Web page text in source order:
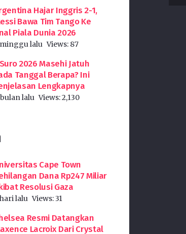
Hajar Inggris 2-1,
Bawa Tim Tango Ke
Piala Dunia 2026
lalu Views: 87
2026 Masehi Jatuh
Tanggal Berapa? Ini
Lengkapnya
lalu Views:2,130
Cape Town
Dana Rp247 Miliar
Resolusi Gaza
lalu Views:31
Resmi Datangkan
Lacroix Dari Crystal